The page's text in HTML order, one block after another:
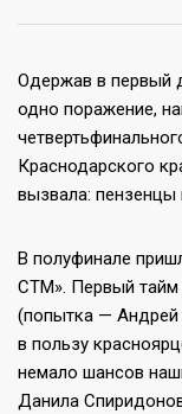
Одержав в первый
одно поражение,
Краснодарского
вызвала: пензенцы
В полуфинале
СТМ». Первый тайм
(попытка — Андрей
в пользу
немало шансов
Данила